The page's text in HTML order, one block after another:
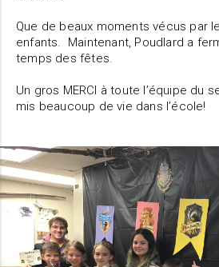
Que de beaux moments vécus par
enfants. Maintenant, Poudlard a
temps des fêtes.
Un gros MERCI à toute l’équipe du
mis beaucoup de vie dans l’école!